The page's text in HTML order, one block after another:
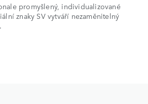
promyšlený, individualizované
znaky SV vytváří nezaměnitelný